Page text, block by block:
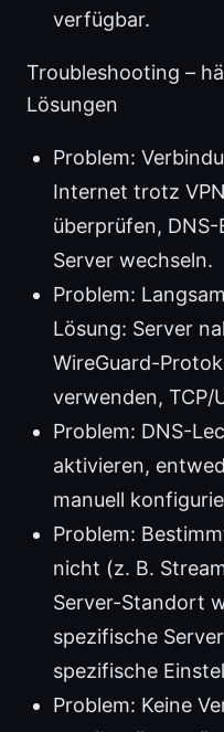
verfügbar.
Troubleshooting –
Lösungen
Problem:
Internet trotz
überprüfen,
Server wechseln.
Problem:
Lösung: Server
WireGuard-
verwenden, TCP/
Problem: DNS-
aktivieren,
manuell
Problem:
nicht (z. B.
Server-Standort
spezifische
spezifische
Problem: Keine